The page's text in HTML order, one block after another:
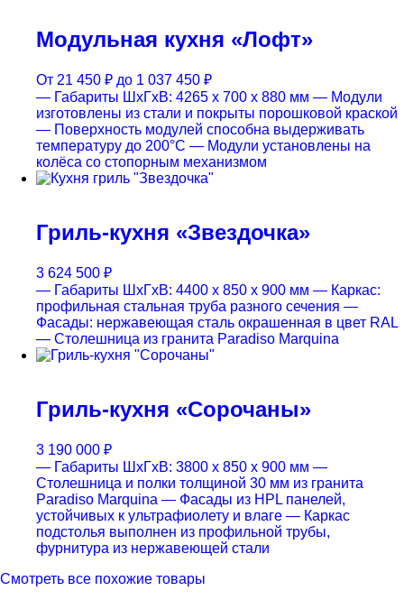
Модульная кухня «Лофт»
От 21 450 ₽ до 1 037 450 ₽
— Габариты ШхГхВ: 4265 х 700 х 880 мм — Модули
изготовлены из стали и покрыты порошковой краской
— Поверхность модулей способна выдерживать
температуру до 200°С — Модули установлены на
колёса со стопорным механизмом
Гриль-кухня «Звездочка»
3 624 500 ₽
— Габариты ШхГхВ: 4400 x 850 x 900 мм — Каркас:
профильная стальная труба разного сечения —
Фасады: нержавеющая сталь окрашенная в цвет RAL
— Столешница из гранита Paradiso Marquina
Гриль-кухня «Сорочаны»
3 190 000 ₽
— Габариты ШхГхВ: 3800 x 850 x 900 мм —
Столешница и полки толщиной 30 мм из гранита
Paradiso Marquina — Фасады из HPL панелей,
устойчивых к ультрафиолету и влаге — Каркас
подстолья выполнен из профильной трубы,
фурнитура из нержавеющей стали
Смотреть все похожие товары